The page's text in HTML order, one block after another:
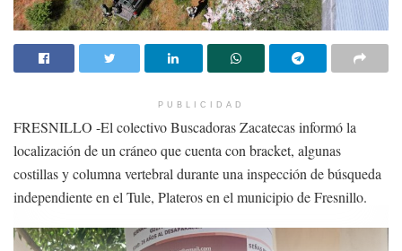
PUBLICIDAD
FRESNILLO -El colectivo Buscadoras Zacatecas informó la
localización de un cráneo que cuenta con bracket, algunas
costillas y columna vertebral durante una inspección de búsqueda
independiente en el Tule, Plateros en el municipio de Fresnillo.